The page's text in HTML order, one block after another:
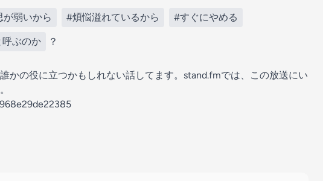
弱いから #煩悩溢れているから #すぐにやめる
ぶのか
？
かの役に立つかもしれない話してます。stand.fmでは、この放送にい